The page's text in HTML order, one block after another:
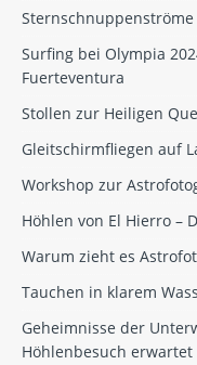
Surfing bei Olympia
Fuerteventura
Stollen zur Heiligen
Gleitschirmfliegen auf
Workshop zur
Höhlen von El Hierro –
Warum zieht es
Tauchen in klarem
Geheimnisse der
Höhlenbesuch erwartet